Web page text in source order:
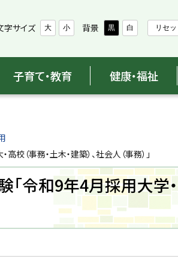
字サイズ 大 小 背景 黒 白 リセッ
子育て・教育 健康・福祉
（事務・土木・建築）、社会人（事務）」
令和9年4月採用大学・